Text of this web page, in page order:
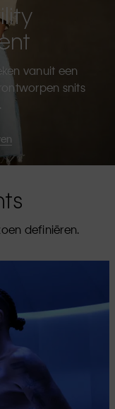
vanuit een
snits
definiëren.